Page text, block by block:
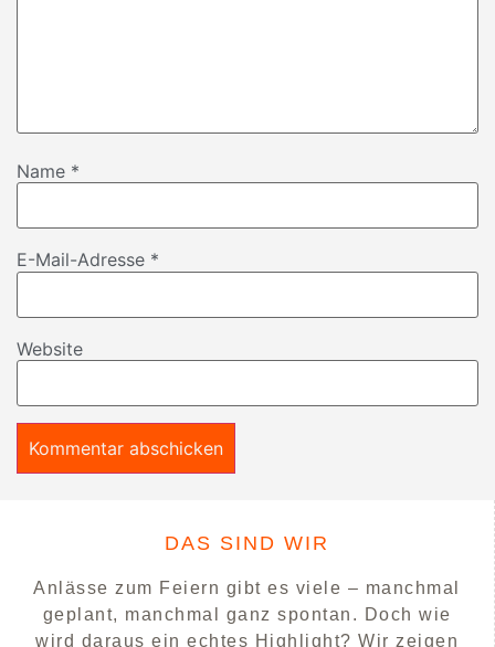
Name *
E-Mail-Adresse *
Website
DAS SIND WIR
Anlässe zum Feiern gibt es viele – manchmal
geplant, manchmal ganz spontan. Doch wie
wird daraus ein echtes Highlight? Wir zeigen